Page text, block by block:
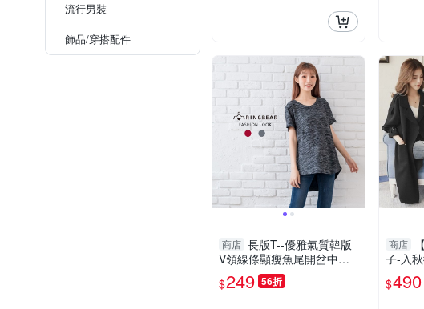
流行男裝
飾品​/​穿搭​配件
商店 長版T--優雅氣質韓版
V領線條顯瘦魚尾開岔中長
版T恤(灰.紅M-2L)-T312眼
圈熊中大尺碼
$249 56折
商店
子-入
領中
$490